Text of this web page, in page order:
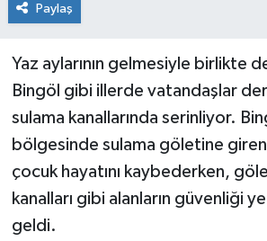
Paylaş
Yaz aylarının gelmesiyle birlikte
Bingöl gibi illerde vatandaşlar
sulama kanallarında serinliyor.
bölgesinde sulama göletine giren
çocuk hayatını kaybederken,
kanalları gibi alanların güvenliği
geldi.
SOLHAN
SPOR
YEDİSU